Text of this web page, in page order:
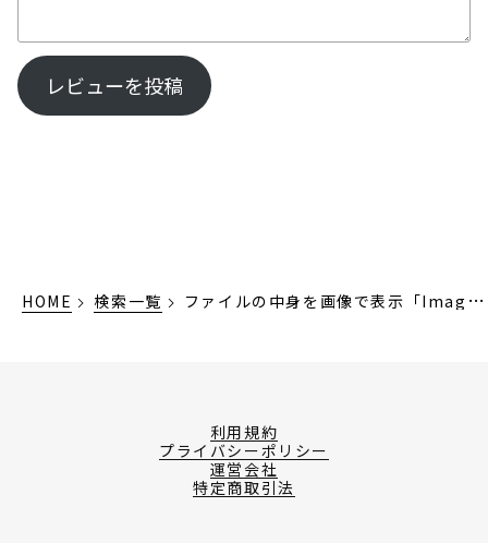
レビューを投稿
HOME 検索一覧
ファイルの中身を画像で表示「Image
利用規約
プライバシーポリシー
運営会社
特定商取引法